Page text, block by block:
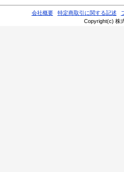
会社概要 特定商取引に関する記述
Copyright(c) 株